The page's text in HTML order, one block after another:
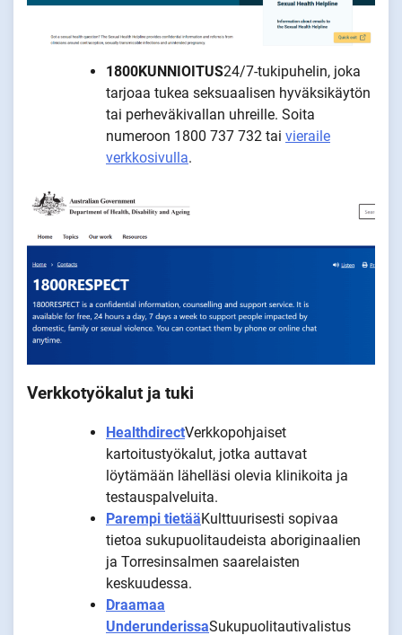
1800KUNNIOITUS24/7-tukipuhelin, joka
tarjoaa tukea seksuaalisen hyväksikäytön
tai perheväkivallan uhreille. Soita
numeroon 1800 737 732 tai vieraile
verkkosivulla.
Verkkotyökalut ja tuki
HealthdirectVerkkopohjaiset
kartoitustyökalut, jotka auttavat
löytämään lähelläsi olevia klinikoita ja
testauspalveluita.
Parempi tietääKulttuurisesti sopivaa
tietoa sukupuolitaudeista aboriginaalien
ja Torresinsalmen saarelaisten
keskuudessa.
Draamaa
UnderunderissaSukupuolitautivalistus